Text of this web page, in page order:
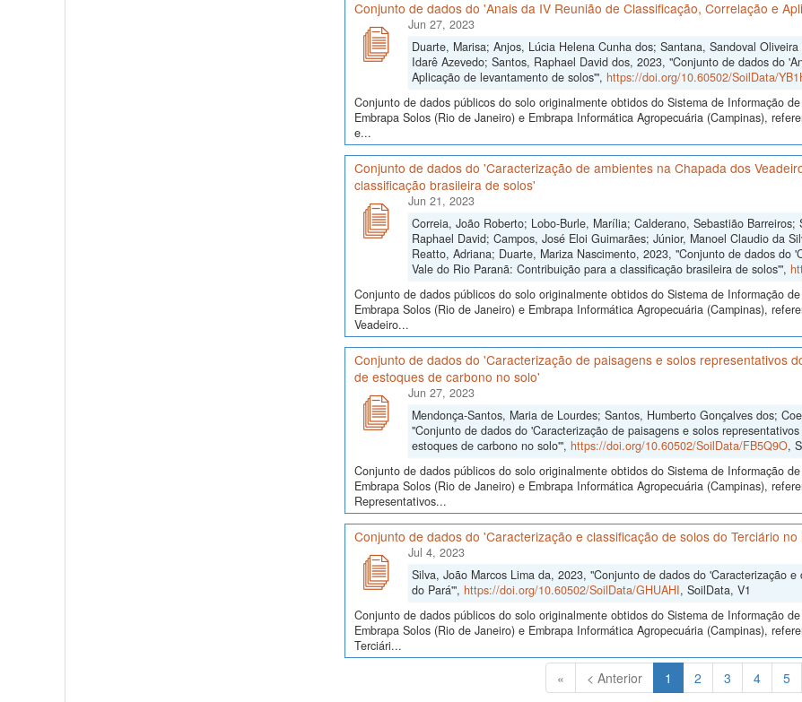
Conjunto de dados do 'Anais da IV Reunião de Classificação, Correlação e
Jun 27, 2023
Duarte, Marisa; Anjos, Lúcia Helena Cunha dos; Santana, Sandoval
Idarê Azevedo; Santos, Raphael David dos, 2023, "Conjunto de dados do
Aplicação de levantamento de solos'", https://doi.org/10.60502/SoilData/
Conjunto de dados públicos do solo originalmente obtidos do Sistema de Informação
Embrapa Solos (Rio de Janeiro) e Embrapa Informática Agropecuária (Campinas),
e...
Conjunto de dados do 'Caracterização de ambientes na Chapada dos
classificação brasileira de solos'
Jun 21, 2023
Correia, João Roberto; Lobo-Burle, Marília; Calderano, Sebastião
Raphael David; Campos, José Eloi Guimarães; Júnior, Manoel Claudio da
Reatto, Adriana; Duarte, Mariza Nascimento, 2023, "Conjunto de dados do
Vale do Rio Paranã: Contribuição para a classificação brasileira de solos'",
Conjunto de dados públicos do solo originalmente obtidos do Sistema de Informação
Embrapa Solos (Rio de Janeiro) e Embrapa Informática Agropecuária (Campinas),
Veadeiro...
Conjunto de dados do 'Caracterização de paisagens e solos representativos
de estoques de carbono no solo'
Jun 27, 2023
Mendonça-Santos, Maria de Lourdes; Santos, Humberto Gonçalves dos;
"Conjunto de dados do 'Caracterização de paisagens e solos
estoques de carbono no solo'", https://doi.org/10.60502/SoilData/FB5Q9O,
Conjunto de dados públicos do solo originalmente obtidos do Sistema de Informação
Embrapa Solos (Rio de Janeiro) e Embrapa Informática Agropecuária (Campinas),
Representativos...
Conjunto de dados do 'Caracterização e classificação de solos do Terciário
Jul 4, 2023
Silva, João Marcos Lima da, 2023, "Conjunto de dados do 'Caracterização
do Pará'", https://doi.org/10.60502/SoilData/GHUAHI, SoilData, V1
Conjunto de dados públicos do solo originalmente obtidos do Sistema de Informação
Embrapa Solos (Rio de Janeiro) e Embrapa Informática Agropecuária (Campinas),
Terciári...
« < Anterior 1 (Atual)
2 3 4 5